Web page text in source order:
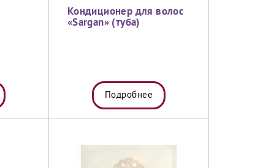
Кондиционер для волос
«Sargan» (туба)
Подробнее